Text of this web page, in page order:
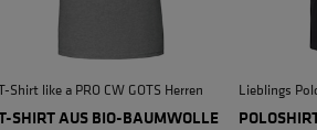
Shirt like a PRO CW GOTS Herren
SHIRT AUS BIO-BAUMWOLLE
Lieblings